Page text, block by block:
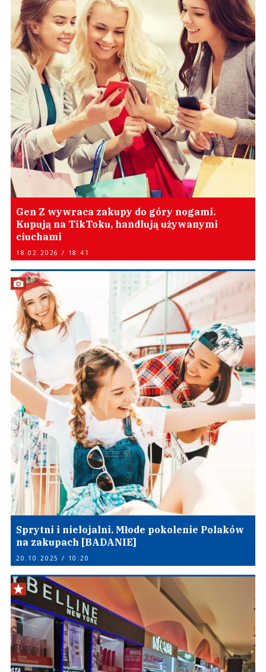
Gen Z wywraca zakupy do góry nogami.
Kupują na TikToku, handlują używanymi
ciuchami
18.02.2026 / 18:41
Sprytni i nielojalni. Młode pokolenie Polaków
na zakupach [BADANIE]
20.10.2025 / 10:20